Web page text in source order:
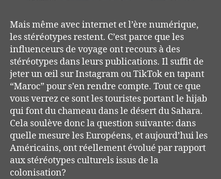
Maismême avec internet et l’ère numérique,
les stéréotypes restent. C’est parce que les
influenceurs de voyage ont recours à des
stéréotypes dans leurs publications. Il suffit de
jeter un œil sur Instagram ou TikTok en tapant
“Maroc” pour s’en rendre compte. Tout ce que
vous verrez ce sont les touristes portant le hijab
qui font du chameau dans le désert du Sahara.
Cela soulève donc la question suivante: dans
quelle mesure les Européens, et aujourd’hui les
Américains, ont réellement évolué par rapport
aux stéréotypes culturels issus de la
colonisation?